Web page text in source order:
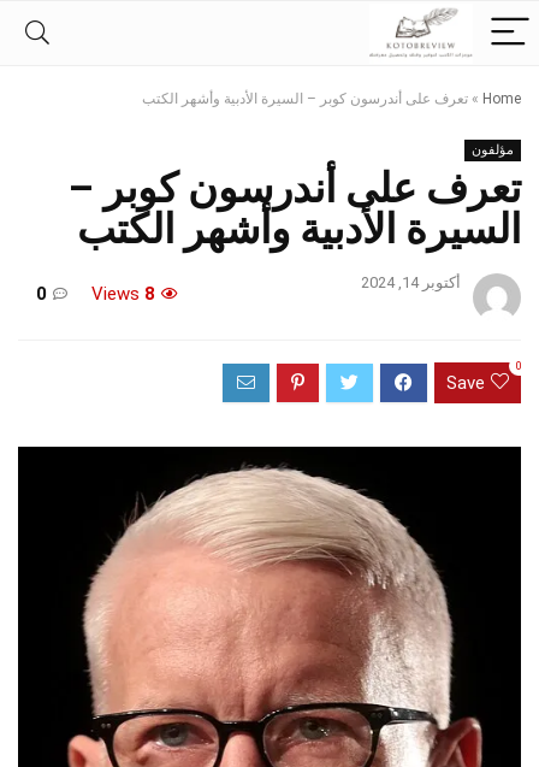
Home
» تعرف على أندرسون كوبر – السيرة الأدبية وأشهر الكتب
مؤلفون
تعرف على أندرسون كوبر –
السيرة الأدبية وأشهر الكتب
أكتوبر 14, 2024
8
0
Save
0